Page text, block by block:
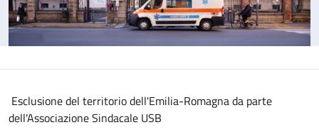
Esclusione del territorio dell'Emilia-Romagna da parte
dell'Associazione Sindacale USB